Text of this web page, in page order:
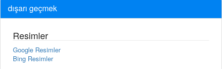
dışarı geçmek
Resimler
Google Resimler
Bing Resimler